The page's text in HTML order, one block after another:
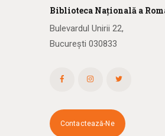
Biblioteca Națională a R
Bulevardul Unirii 22,
București 030833
Contactează-Ne